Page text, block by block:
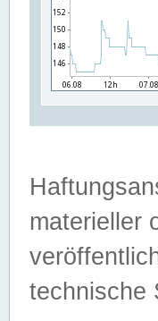
materieller
technische